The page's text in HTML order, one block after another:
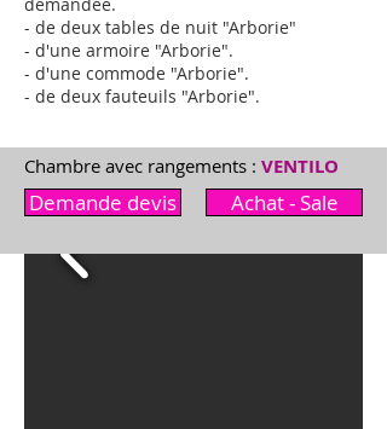
- de deux tables de nuit "Arborie"
- d'une armoire "Arborie".
- d'une commode "Arborie".
- de deux fauteuils "Arborie".
Chambre avec rangements : VENTILO
Demande devis Achat - Sale